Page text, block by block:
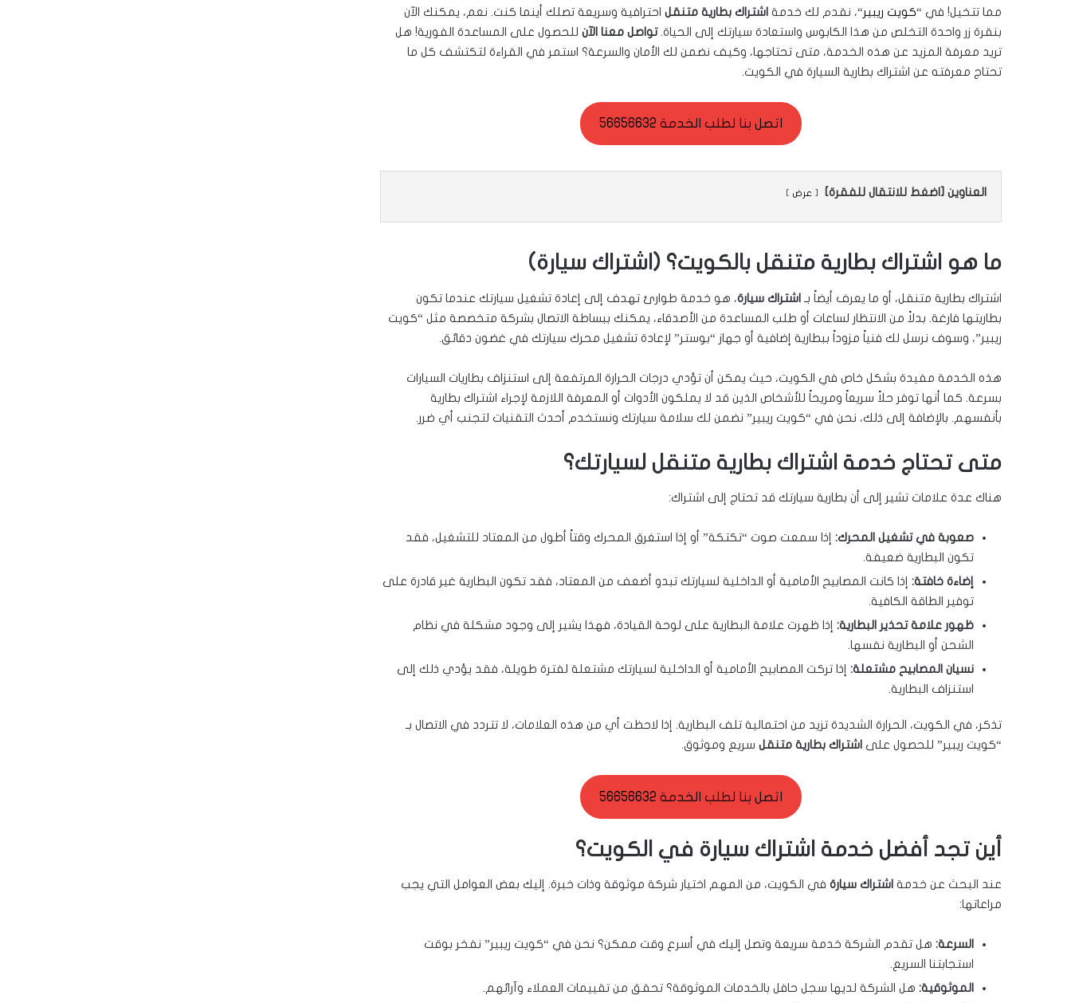
مما تتخيل! في “كويت ريبير“، نقدم لك خدمة اشتراك بطارية متنقل احترافية وسريعة تصلك أينما كنت. نعم، يمكنك الآن
بنقرة زر واحدة التخلص من هذا الكابوس واستعادة سيارتك إلى الحياة.تواصل معنا الآن للحصول على المساعدة الفورية! هل
تريد معرفة المزيد عن هذه الخدمة، متى تحتاجها، وكيف نضمن لك الأمان والسرعة؟ استمر في القراءة لتكتشف كل ما
تحتاج معرفته عن اشتراك بطارية السيارة في الكويت.
اتصل بنا لطلب الخدمة 56656632
العناوين [اضغط للانتقال للفقرة] عرض
ما هو اشتراك بطارية متنقل بالكويت؟ (اشتراك سيارة)
اشتراك بطارية متنقل، أو ما يعرف أيضاً بـ اشتراك سيارة، هو خدمة طوارئ تهدف إلى إعادة تشغيل سيارتك عندما تكون
بطاريتها فارغة. بدلاً من الانتظار لساعات أو طلب المساعدة من الأصدقاء، يمكنك ببساطة الاتصال بشركة متخصصة مثل “كويت
ريبير”، وسوف نرسل لك فنياً مزوداً ببطارية إضافية أو جهاز “بوستر” لإعادة تشغيل محرك سيارتك في غضون دقائق.
هذه الخدمة مفيدة بشكل خاص في الكويت، حيث يمكن أن تؤدي درجات الحرارة المرتفعة إلى استنزاف بطاريات السيارات
بسرعة. كما أنها توفر حلاً سريعاً ومريحاً للأشخاص الذين قد لا يملكون الأدوات أو المعرفة اللازمة لإجراء اشتراك بطارية
بأنفسهم. بالإضافة إلى ذلك، نحن في “كويت ريبير” نضمن لك سلامة سيارتك ونستخدم أحدث التقنيات لتجنب أي ضرر.
متى تحتاج خدمة اشتراك بطارية متنقل لسيارتك؟
هناك عدة علامات تشير إلى أن بطارية سيارتك قد تحتاج إلى اشتراك:
صعوبة في تشغيل المحرك: إذا سمعت صوت “تكتكة” أو إذا استغرق المحرك وقتاً أطول من المعتاد للتشغيل، فقد
تكون البطارية ضعيفة.
إضاءة خافتة: إذا كانت المصابيح الأمامية أو الداخلية لسيارتك تبدو أضعف من المعتاد، فقد تكون البطارية غير قادرة على
توفير الطاقة الكافية.
ظهور علامة تحذير البطارية: إذا ظهرت علامة البطارية على لوحة القيادة، فهذا يشير إلى وجود مشكلة في نظام
الشحن أو البطارية نفسها.
نسيان المصابيح مشتعلة: إذا تركت المصابيح الأمامية أو الداخلية لسيارتك مشتعلة لفترة طويلة، فقد يؤدي ذلك إلى
استنزاف البطارية.
تذكر، في الكويت، الحرارة الشديدة تزيد من احتمالية تلف البطارية. إذا لاحظت أي من هذه العلامات، لا تتردد في الاتصال بـ
“كويت ريبير” للحصول على اشتراك بطارية متنقل سريع وموثوق.
اتصل بنا لطلب الخدمة 56656632
أين تجد أفضل خدمة اشتراك سيارة في الكويت؟
عند البحث عن خدمة اشتراك سيارة في الكويت، من المهم اختيار شركة موثوقة وذات خبرة. إليك بعض العوامل التي يجب
مراعاتها:
السرعة: هل تقدم الشركة خدمة سريعة وتصل إليك في أسرع وقت ممكن؟ نحن في “كويت ريبير” نفخر بوقت
استجابتنا السريع.
الموثوقية: هل الشركة لديها سجل حافل بالخدمات الموثوقة؟ تحقق من تقييمات العملاء وآرائهم.